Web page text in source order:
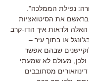
נפילת הממלכה".
בראשם את הסיטואציות
ולראות איך הדו-קרב
או בתוך עיר –
שבהם אפשר
ולכן, מעולם לא שמעתי
מסתובבים